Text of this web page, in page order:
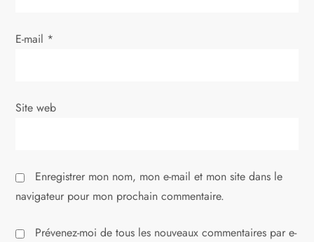
r
i
l
e
E-mail *
Site web
Enregistrer mon nom, mon e-mail et mon site dans le
navigateur pour mon prochain commentaire.
Prévenez-moi de tous les nouveaux commentaires par e-